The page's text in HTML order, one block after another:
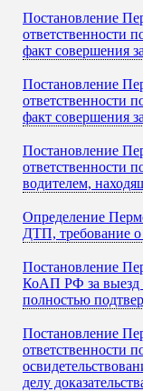
Постановление
ответственности
факт совершения
Постановление
ответственности
факт совершения
Постановление
ответственности
водителем,
Определение
ДТП, требование
Постановление
КоАП РФ за выезд
полностью
Постановление
ответственности
делу